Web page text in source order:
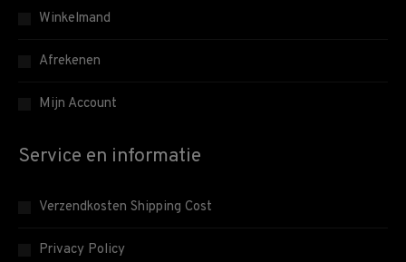
Winkelmand
Afrekenen
Mijn Account
Service en informatie
Verzendkosten Shipping Cost
Privacy Policy